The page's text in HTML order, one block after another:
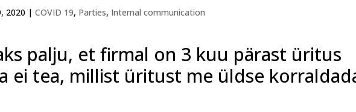
2020 |COVID 19, Parties, Internal communication
palju, et firmal on 3 kuu pärast üritus
ei tea, millist üritust me üldse